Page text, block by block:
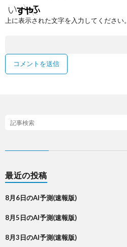
上に表示された文字を入力してください。
最近の投稿
8月6日のAI予測(速報版)
8月5日のAI予測(速報版)
8月3日のAI予測(速報版)